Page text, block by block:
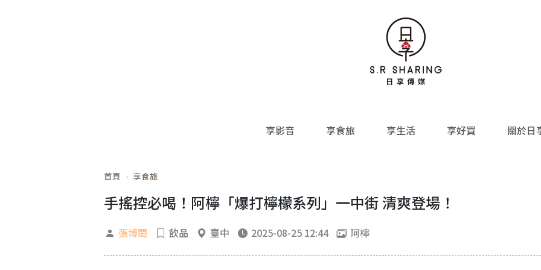
享影音 享食旅 享生活 享好買 關於日
首頁 享食旅
手搖控必喝！阿檸「爆打檸檬系列」一中街 清爽登場！
張博閎 飲品 臺中 2025-08-25 12:44 阿檸